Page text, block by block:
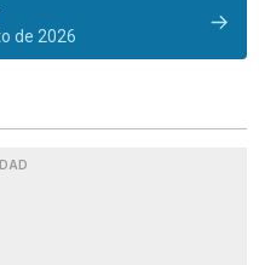
de 2026